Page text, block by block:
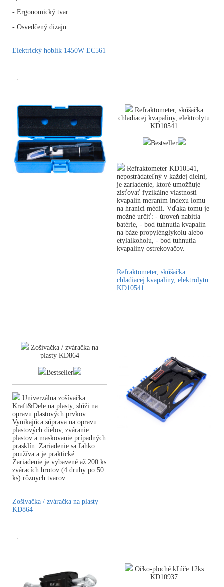
- Ergonomický tvar.
- Osvedčený dizajn.
Elektrický hoblík 1450W EC561
Refraktometer, skúšačka
chladiacej kvapaliny, elektrolytu
KD10541
Bestseller
Refraktometer KD10541,
nepostrádateľný v každej dielni,
je zariadenie, ktoré umožňuje
zisťovať fyzikálne vlastnosti
kvapalín meraním indexu lomu
na hranici médií. Vďaka tomu je
možné určiť: - úroveň nabitia
batérie, - bod tuhnutia kvapalín
na báze propylénglykolu alebo
etylalkoholu, - bod tuhnutia
kvapaliny ostrekovačov.
Refraktometer, skúšačka
chladiacej kvapaliny, elektrolytu
KD10541
Zošívačka / zváračka na
plasty KD864
Bestseller
Univerzálna zošívačka
Kraft&Dele na plasty, slúži na
opravu plastových prvkov.
Vynikajúca súprava na opravu
plastových dielov, zváranie
plastov a maskovanie prípadných
prasklín. Zariadenie sa ľahko
používa a je praktické.
Zariadenie je vybavené až 200 ks
zváracích hrotov (4 druhy po 50
ks) rôznych tvarov
Zošívačka / zváračka na plasty
KD864
Očko-ploché kľúče 12ks
KD10937